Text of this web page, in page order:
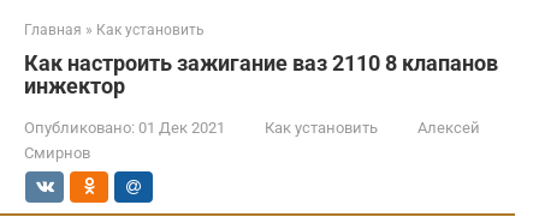
Главная » Как установить
Как настроить зажигание ваз 2110 8 клапанов
инжектор
Опубликовано: 01 Дек 2021 Как установить
Алексей
Смирнов